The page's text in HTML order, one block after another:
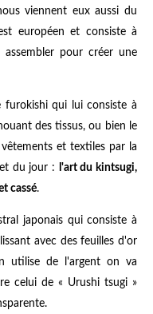
viennent eux aussi du
européen et consiste à
pour créer une
furokishi qui lui consiste à
des tissus, ou bien le
et textiles par la
du jour :
l'art du kintsugi,
cassé.
japonais qui consiste à
avec des feuilles d'or
utilise de l'argent on va
celui de « Urushi tsugi »